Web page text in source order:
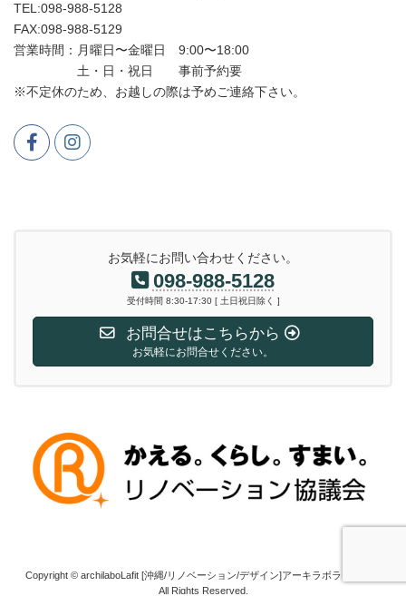
TEL:098-988-5128
FAX:098-988-5129
営業時間：月曜日〜金曜日 9:00〜18:00
土・日・祝日 事前予約要
※不定休のため、お越しの際は予めご連絡下さい。
お気軽にお問い合わせください。
098-988-5128
受付時間 8:30-17:30 [ 土日祝日除く ]
お問合せはこちらから
お気軽にお問合せください。
Copyright © archilaboLafit [沖縄/リノベーション/デザイン]アーキラボラフィット
All Rights Reserved.